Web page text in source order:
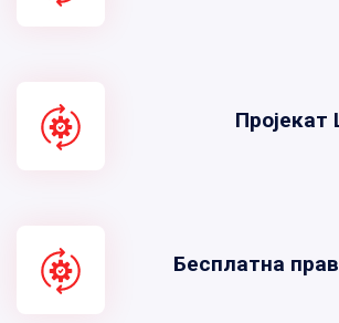
Пројекат
Бесплатна